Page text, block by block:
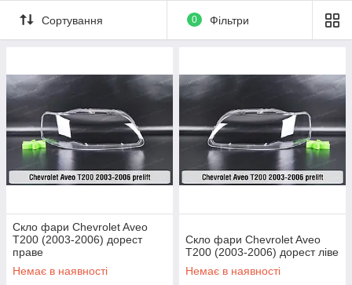
Сортування 0 Фільтри
Скло фари Chevrolet Aveo
T200 (2003-2006) дорест
праве
Немає в наявності
Скло фари Chevrolet Aveo
T200 (2003-2006) дорест ліве
Немає в наявності